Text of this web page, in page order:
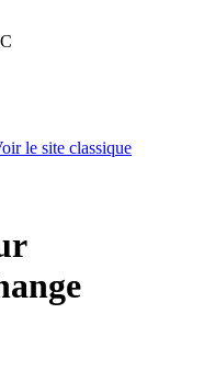
le site classique